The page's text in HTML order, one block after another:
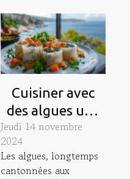
Cuisiner avec
des algues une
exploration
gastronomique
pour des
Jeudi 14 novembre
2024
Les algues, longtemps
cantonnées aux